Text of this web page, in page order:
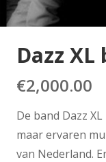
Dazz XL
€2,000.00
De band Dazz
maar ervaren
van Nederland.